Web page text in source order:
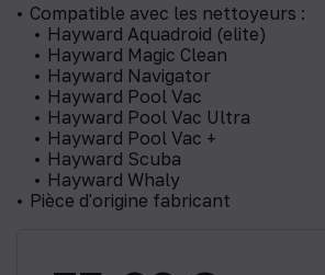
Compatible avec les nettoyeurs :
Hayward Aquadroid (elite)
Hayward Magic Clean
​Hayward Navigator
Hayward Pool Vac
Hayward Pool Vac Ultra
Hayward Pool Vac +
Hayward Scuba
Hayward Whaly
Pièce d'origine fabricant